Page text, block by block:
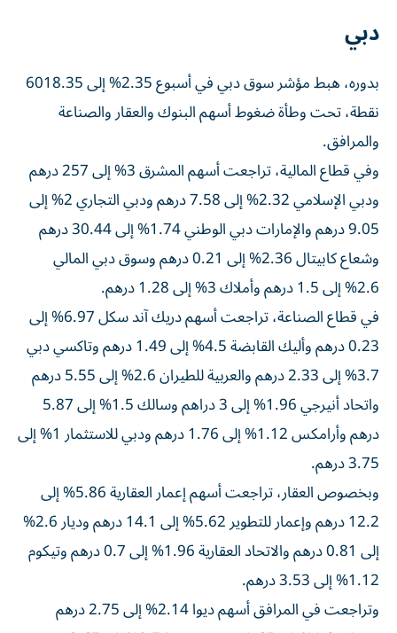
دبي
بدوره، هبط مؤشر سوق دبي في أسبوع 2.35% إلى 6018.35
نقطة، تحت وطأة ضغوط أسهم البنوك والعقار والصناعة
والمرافق.
وفي قطاع المالية، تراجعت أسهم المشرق 3% إلى 257 درهم
ودبي الإسلامي 2.32% إلى 7.58 درهم ودبي التجاري 2% إلى
9.05 درهم والإمارات دبي الوطني 1.74% إلى 30.44 درهم
وشعاع كابيتال 2.36% إلى 0.21 درهم وسوق دبي المالي
2.6% إلى 1.5 درهم وأملاك 3% إلى 1.28 درهم.
في قطاع الصناعة، تراجعت أسهم دريك آند سكل 6.97% إلى
0.23 درهم وأليك القابضة 4.5% إلى 1.49 درهم وتاكسي دبي
3.7% إلى 2.33 درهم والعربية للطيران 2.6% إلى 5.55 درهم
واتحاد أنيرجي 1.96% إلى 3 دراهم وسالك 1.5% إلى 5.87
درهم وأرامكس 1.12% إلى 1.76 درهم ودبي للاستثمار 1% إلى
3.75 درهم.
وبخصوص العقار، تراجعت أسهم إعمار العقارية 5.86% إلى
12.2 درهم وإعمار للتطوير 5.62% إلى 14.1 درهم وديار 2.6%
إلى 0.81 درهم والاتحاد العقارية 1.96% إلى 0.7 درهم وتيكوم
1.12% إلى 3.53 درهم.
وتراجعت في المرافق أسهم ديوا 2.14% إلى 2.75 درهم